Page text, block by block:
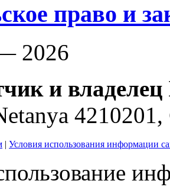
право и
2026
и
| Условия использования информации